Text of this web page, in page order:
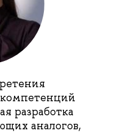
разработка
аналогов,